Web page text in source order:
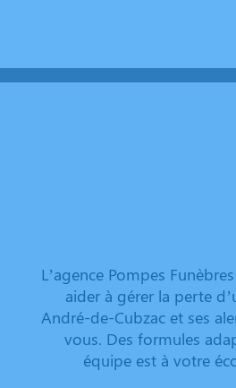
L’agence Pompes
aider à gérer la perte
André-de-Cubzac et ses
vous. Des formules
équipe est à votre